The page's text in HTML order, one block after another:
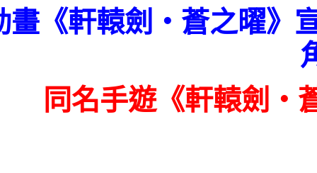
畫《軒轅劍‧蒼之曜》
同名手遊《軒轅劍‧